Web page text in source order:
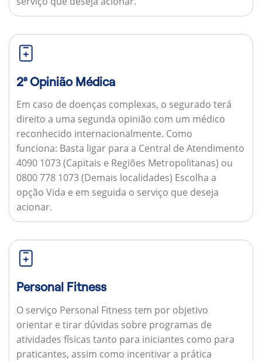
2ª Opinião Médica
Em caso de doenças complexas, o segurado terá
direito a uma segunda opinião com um médico
reconhecido internacionalmente. Como
funciona: Basta ligar para a Central de Atendimento
4090 1073 (Capitais e Regiões Metropolitanas) ou
0800 778 1073 (Demais localidades) Escolha a
opção Vida e em seguida o serviço que deseja
acionar.
Personal Fitness
O serviço Personal Fitness tem por objetivo
orientar e tirar dúvidas sobre programas de
atividades físicas tanto para iniciantes como para
praticantes, assim como incentivar a prática